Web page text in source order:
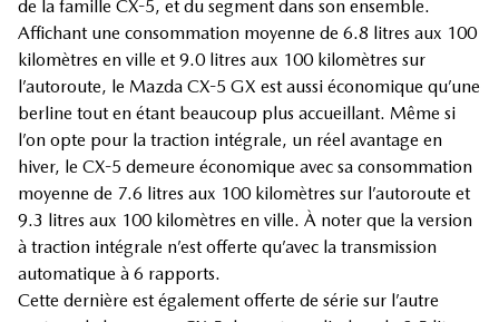
de la famille CX-5, et du segment dans son ensemble.
Affichant une consommation moyenne de 6.8 litres aux 100
kilomètres en ville et 9.0 litres aux 100 kilomètres sur
l’autoroute, le Mazda CX-5 GX est aussi économique qu’une
berline tout en étant beaucoup plus accueillant. Même si
l’on opte pour la traction intégrale, un réel avantage en
hiver, le CX-5 demeure économique avec sa consommation
moyenne de 7.6 litres aux 100 kilomètres sur l’autoroute et
9.3 litres aux 100 kilomètres en ville. À noter que la version
à traction intégrale n’est offerte qu’avec la transmission
automatique à 6 rapports.
Cette dernière est également offerte de série sur l’autre